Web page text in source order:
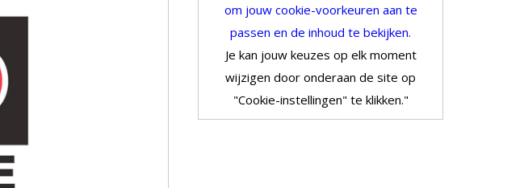
om jouw cookie-voorkeuren aan te
passen en de inhoud te bekijken.
Je kan jouw keuzes op elk moment
wijzigen door onderaan de site op
"Cookie-instellingen" te klikken."